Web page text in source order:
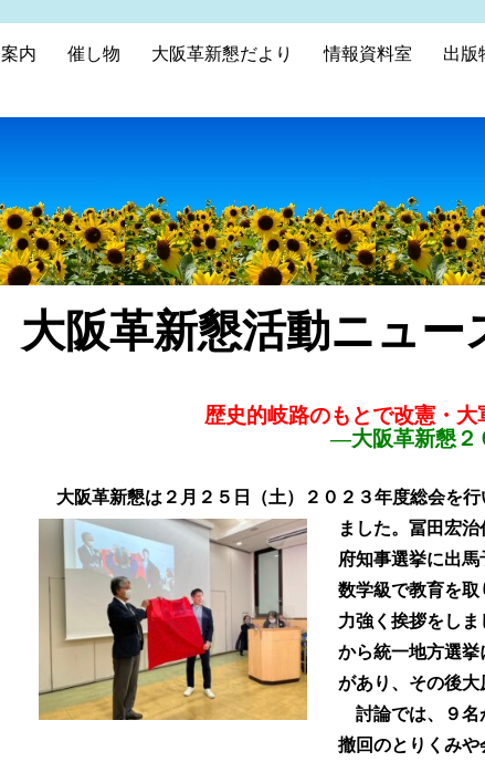
案内 催し物 大阪革新懇だより 情報資料室 出版
大阪革新懇活動ニュー
歴史的岐路のもとで改憲・
―大阪革新懇２
大阪革新懇は２月２５日（土）２０２３年度総会を
ました。冨田宏
府知事選挙に出
数学級で教育を取
力強く挨拶をし
から統一地方選
があり、その後大
討論では、９名
撤回のとりくみ